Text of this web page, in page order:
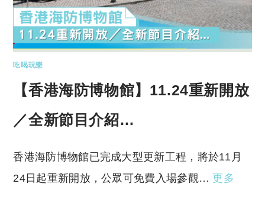
吃喝玩樂
【香港海防博物館】11.24重新開放
／全新節目介紹…
香港海防博物館已完成大型更新工程，將於11月
24日起重新開放，公眾可免費入場參觀… 更多